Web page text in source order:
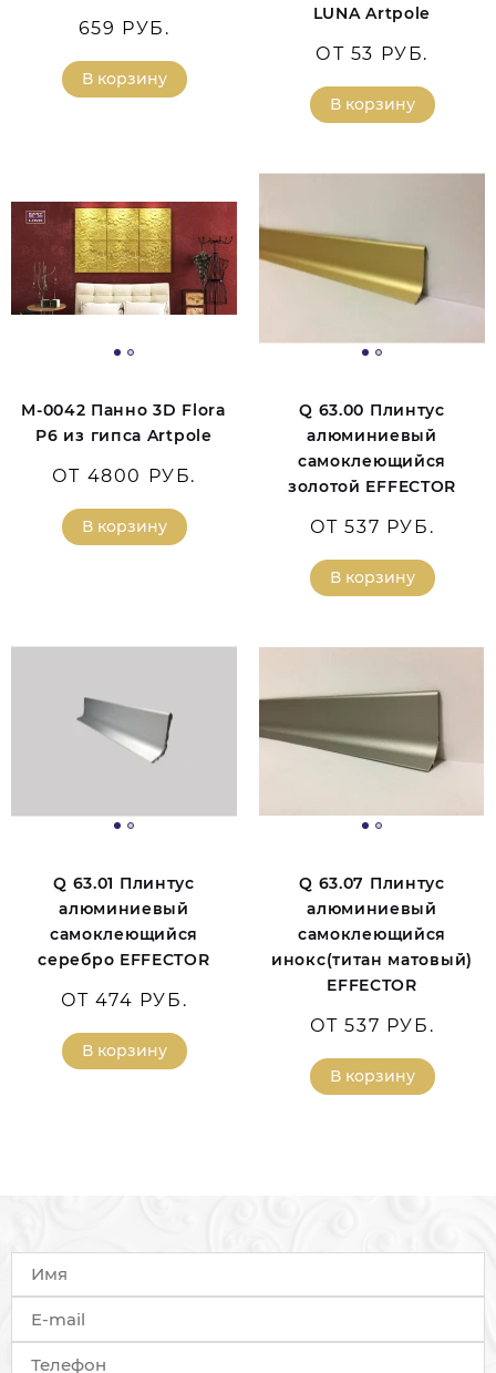
659 РУБ.
В корзину
LUNA Artpole
ОТ 53 РУБ.
В корзину
M-0042 Панно 3D Flora
P6 из гипса Artpole
ОТ 4800 РУБ.
В корзину
Q 63.00 Плинтус
алюминиевый
самоклеющийся
золотой EFFECTOR
ОТ 537 РУБ.
В корзину
Q 63.01 Плинтус
алюминиевый
самоклеющийся
серебро EFFECTOR
ОТ 474 РУБ.
В корзину
Q 63.07 Плинтус
алюминиевый
самоклеющийся
инокс(титан матовый)
EFFECTOR
ОТ 537 РУБ.
В корзину